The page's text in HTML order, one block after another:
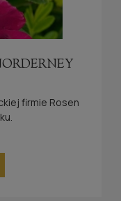
firmie Rosen